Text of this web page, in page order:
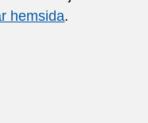
hemsida.